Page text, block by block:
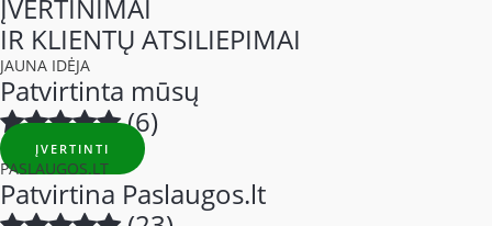
ĮVERTINIMAI
IR KLIENTŲ ATSILIEPIMAI
JAUNA IDĖJA
Patvirtinta mūsų
(6)
ĮVERTINTI
PASLAUGOS.LT
Patvirtina Paslaugos.lt